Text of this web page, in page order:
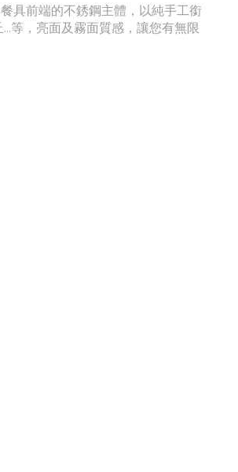
具前端的不銹鋼主體，以純手工銜
等，亮面及霧面質感 ，讓您有無限